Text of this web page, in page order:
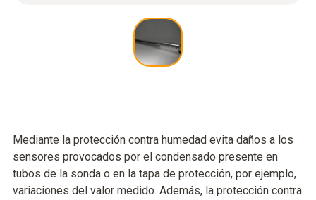
Mediante la protección contra humedad evita daños a los
sensores provocados por el condensado presente en
tubos de la sonda o en la tapa de protección, por ejemplo,
variaciones del valor medido. Además, la protección contra